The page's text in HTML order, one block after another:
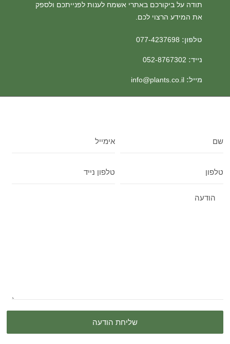
תודה על ביקורכם באתרי אשמח לענות לפנייתכם ולספק
את המידע הרצוי לכם.
טלפון: 077-4237698
נייד: 052-8767302
מייל: info@plants.co.il